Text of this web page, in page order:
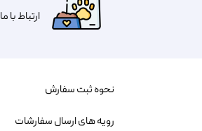
​​​ارتباط با ما
نحوه ثبت سفارش
رویه های ارسال سفارشات